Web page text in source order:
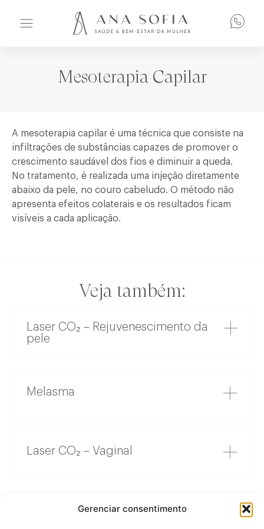
Gerenciar consentimento
Mesoterapia Capilar
A mesoterapia capilar é uma técnica que consiste na
infiltrações de substâncias capazes de promover o
crescimento saudável dos fios e diminuir a queda.
No tratamento, é realizada uma injeção diretamente
abaixo da pele, no couro cabeludo. O método não
apresenta efeitos colaterais e os resultados ficam
visíveis a cada aplicação.
Veja também:
Laser CO₂ – Rejuvenescimento da
pele
Melasma
Laser CO₂ – Vaginal